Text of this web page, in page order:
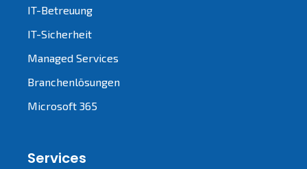
IT-Betreuung
IT-Sicherheit
Managed Services
Branchenlösungen
Microsoft 365
Services